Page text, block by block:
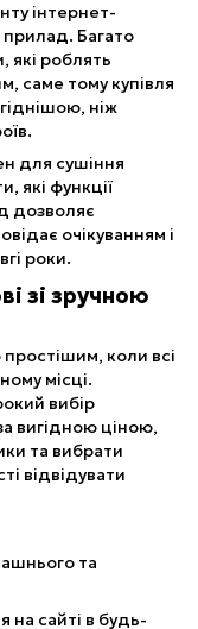
інтернет-
прилад. Багато
роблять
саме тому купівля
ніж
для сушіння
які функції
дозволяє
очікуванням і
роки.
зі зручною
коли всі
місці.
вибір
вигідною ціною,
та вибрати
відвідувати
та
на сайті в будь-